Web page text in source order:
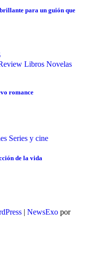
para un guión que
Libros Novelas
romance
Series y cine
de la vida
| NewsExo por